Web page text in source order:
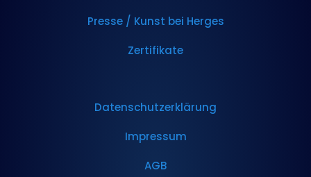
Presse / Kunst bei Herges
Zertifikate
Datenschutzerklärung
Impressum
AGB